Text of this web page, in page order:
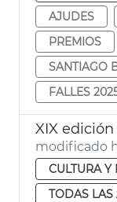
AJUDES
PREMIOS
SANTIAGO
FALLES
XIX
modificado
CULTURA Y
TODAS LAS